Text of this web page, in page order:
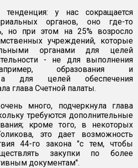
тенденция: у нас сокращается
органов, оно где-то
но при этом на 25% возросло
учреждений, которые
органами для целей
- не для выполнения
образования и
а для целей обеспечения
глава Счетной палаты.
много, подчеркнула глава
требуются дополнительные
кроме того, в некоторых
это дает возможность
44-го закона "с тем, чтобы
закупки по более
документам".